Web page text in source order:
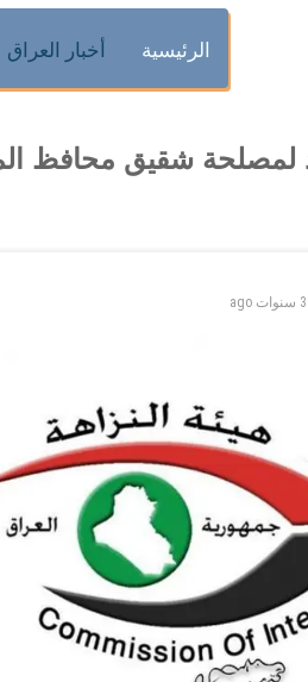
الرئيسية أخبار العراق
3 سنوات ago